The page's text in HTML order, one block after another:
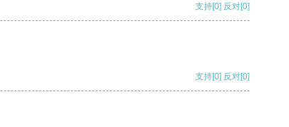
支持[0] 反对[0]
支持[0] 反对[0]